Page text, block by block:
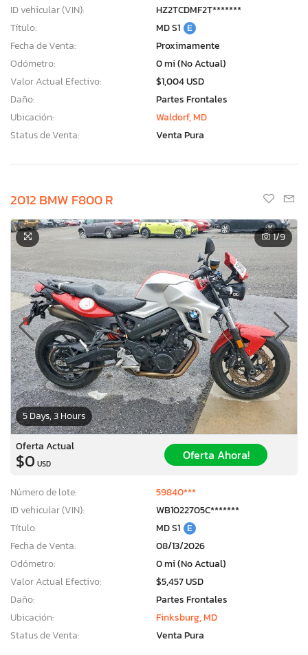
ID vehicular (VIN):
HZ2TCDMF2T*******
Título:
MD S1 E
Fecha de Venta:
Proximamente
Odómetro:
0 mi (No Actual)
Valor Actual Efectivo:
$1,004 USD
Daño:
Partes Frontales
Ubicación:
Waldorf, MD
Status de Venta:
Venta Pura
2012 BMW F800 R
5 Days, 3 Hours
1/9
Oferta Actual
$0 USD
Oferta Ahora!
Número de lote:
59840***
ID vehicular (VIN):
WB1022705C*******
Título:
MD S1 E
Fecha de Venta:
08/13/2026
Odómetro:
0 mi (No Actual)
Valor Actual Efectivo:
$5,457 USD
Daño:
Partes Frontales
Ubicación:
Finksburg, MD
Status de Venta:
Venta Pura